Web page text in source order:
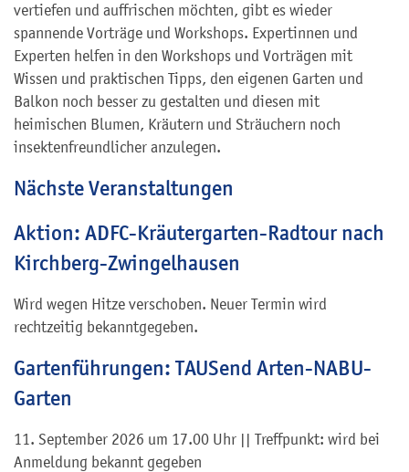
vertiefen und auffrischen möchten, gibt es wieder
spannende Vorträge und Workshops. Expertinnen und
Experten helfen in den Workshops und Vorträgen mit
Wissen und praktischen Tipps, den eigenen Garten und
Balkon noch besser zu gestalten und diesen mit
heimischen Blumen, Kräutern und Sträuchern noch
insektenfreundlicher anzulegen.
Nächste Veranstaltungen
Aktion: ADFC-Kräutergarten-Radtour nach
Kirchberg-Zwingelhausen
Wird wegen Hitze verschoben. Neuer Termin wird
rechtzeitig bekanntgegeben.
Gartenführungen: TAUSend Arten-NABU-
Garten
11. September 2026 um 17.00 Uhr || Treffpunkt: wird bei
Anmeldung bekannt gegeben